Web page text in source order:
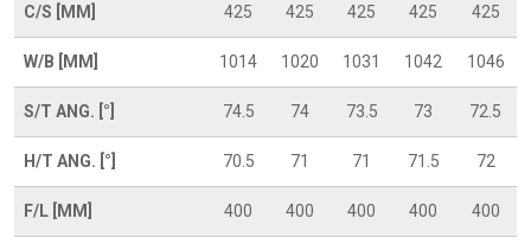
C/S [MM] 425 425 425 425 425
W/B [MM] 1014 1020 1031 1042 1046
S/T ANG. [°] 74.5 74 73.5 73 72.5
H/T ANG. [°] 70.5 71 71 71.5 72
F/L [MM] 400 400 400 400 400